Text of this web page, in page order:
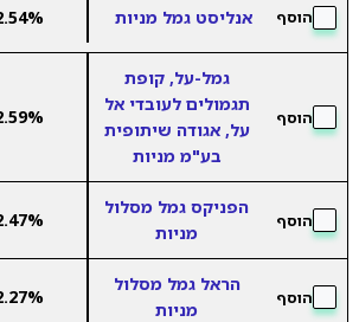
הוסף אנליסט גמל מניות
הוסף
גמל-על, קופת
תגמולים לעובדי אל
על, אגודה שיתופית
בע"מ מניות
הוסף
הפניקס גמל מסלול
מניות
הוסף
הראל גמל מסלול
מניות